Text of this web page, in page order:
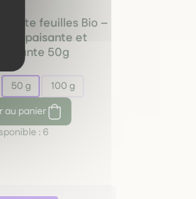
verte feuilles Bio –
apaisante et
50g
50 g
100 g
au panier
:6